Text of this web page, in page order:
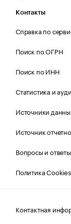
Контакты
Справка по
Поиск по ОГРН
Поиск по ИНН
Статистика и
Источники
Источник
Вопросы и ответы
Политика
Контактная